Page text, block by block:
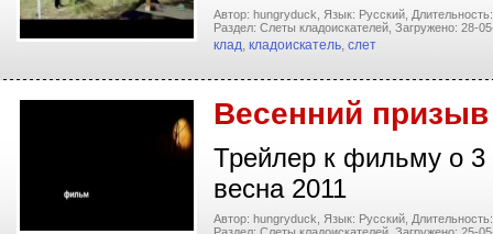
Автор: hungryduck, Язык: Русский,
Раздел: Слеты кладоискателей, Загружено: 28-
клад, кладоискатель, слет
Весенний призыв
Трейлер к фильму о 3
весна 2011
Автор: hungryduck, Язык: Русский,